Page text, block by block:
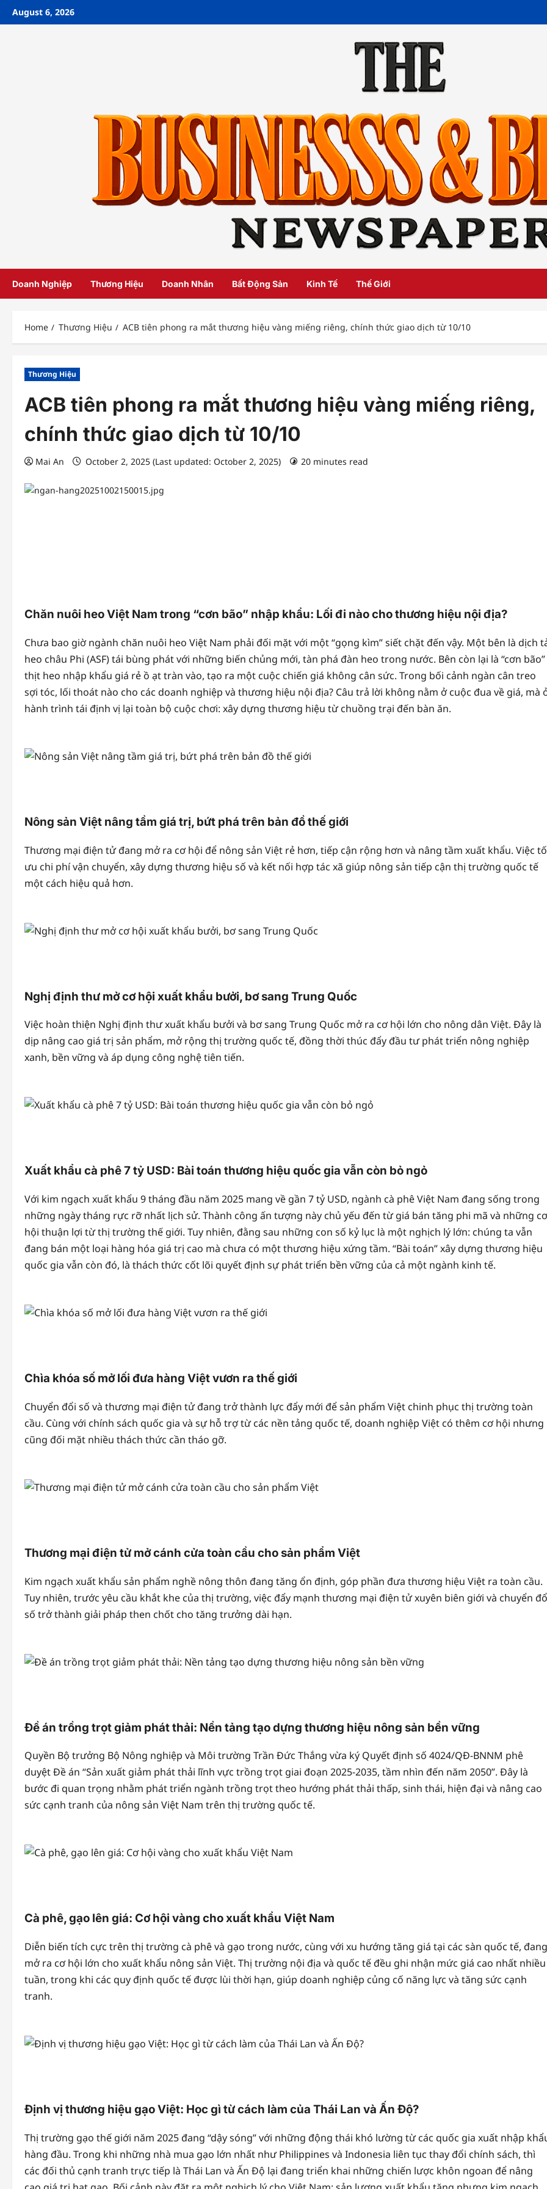
SkipAugust 6, 2026
Doanh Nghiệp Thương Hiệu Doanh Nhân Bất Động Sản Kinh Tế Thế Giới
Home Thương Hiệu ACB tiên phong ra mắt thương hiệu vàng miếng riêng, chính thức giao dịch từ 10/10
Thương Hiệu
ACB tiên phong ra mắt thương hiệu vàng miếng riêng,
chính thức giao dịch từ 10/10
Mai An October 2, 2025 (Last updated: October 2, 2025) 20 minutes read
Chăn nuôi heo Việt Nam trong “cơn bão” nhập khẩu: Lối đi nào cho thương hiệu nội địa?
Chưa bao giờ ngành chăn nuôi heo Việt Nam phải đối mặt với một “gọng kìm” siết chặt đến vậy. Một bên là dịch
heo châu Phi (ASF) tái bùng phát với những biến chủng mới, tàn phá đàn heo trong nước. Bên còn lại là “cơn bão”
thịt heo nhập khẩu giá rẻ ồ ạt tràn vào, tạo ra một cuộc chiến giá không cân sức. Trong bối cảnh ngàn cân treo
sợi tóc, lối thoát nào cho các doanh nghiệp và thương hiệu nội địa? Câu trả lời không nằm ở cuộc đua về giá, mà
hành trình tái định vị lại toàn bộ cuộc chơi: xây dựng thương hiệu từ chuồng trại đến bàn ăn.
Nông sản Việt nâng tầm giá trị, bứt phá trên bản đồ thế giới
Thương mại điện tử đang mở ra cơ hội để nông sản Việt rẻ hơn, tiếp cận rộng hơn và nâng tầm xuất khẩu. Việc
ưu chi phí vận chuyển, xây dựng thương hiệu số và kết nối hợp tác xã giúp nông sản tiếp cận thị trường quốc tế
một cách hiệu quả hơn.
Nghị định thư mở cơ hội xuất khẩu bưởi, bơ sang Trung Quốc
Việc hoàn thiện Nghị định thư xuất khẩu bưởi và bơ sang Trung Quốc mở ra cơ hội lớn cho nông dân Việt. Đây là
dịp nâng cao giá trị sản phẩm, mở rộng thị trường quốc tế, đồng thời thúc đẩy đầu tư phát triển nông nghiệp
xanh, bền vững và áp dụng công nghệ tiên tiến.
Xuất khẩu cà phê 7 tỷ USD: Bài toán thương hiệu quốc gia vẫn còn bỏ ngỏ
Với kim ngạch xuất khẩu 9 tháng đầu năm 2025 mang về gần 7 tỷ USD, ngành cà phê Việt Nam đang sống trong
những ngày tháng rực rỡ nhất lịch sử. Thành công ấn tượng này chủ yếu đến từ giá bán tăng phi mã và những cơ
hội thuận lợi từ thị trường thế giới. Tuy nhiên, đằng sau những con số kỷ lục là một nghịch lý lớn: chúng ta vẫn
đang bán một loại hàng hóa giá trị cao mà chưa có một thương hiệu xứng tầm. “Bài toán” xây dựng thương hiệu
quốc gia vẫn còn đó, là thách thức cốt lõi quyết định sự phát triển bền vững của cả một ngành kinh tế.
Chìa khóa số mở lối đưa hàng Việt vươn ra thế giới
Chuyển đổi số và thương mại điện tử đang trở thành lực đẩy mới để sản phẩm Việt chinh phục thị trường toàn
cầu. Cùng với chính sách quốc gia và sự hỗ trợ từ các nền tảng quốc tế, doanh nghiệp Việt có thêm cơ hội nhưng
cũng đối mặt nhiều thách thức cần tháo gỡ.
Thương mại điện tử mở cánh cửa toàn cầu cho sản phẩm Việt
Kim ngạch xuất khẩu sản phẩm nghề nông thôn đang tăng ổn định, góp phần đưa thương hiệu Việt ra toàn cầu.
Tuy nhiên, trước yêu cầu khắt khe của thị trường, việc đẩy mạnh thương mại điện tử xuyên biên giới và chuyển
số trở thành giải pháp then chốt cho tăng trưởng dài hạn.
Đề án trồng trọt giảm phát thải: Nền tảng tạo dựng thương hiệu nông sản bền vững
Quyền Bộ trưởng Bộ Nông nghiệp và Môi trường Trần Đức Thắng vừa ký Quyết định số 4024/QĐ-BNNM phê
duyệt Đề án “Sản xuất giảm phát thải lĩnh vực trồng trọt giai đoạn 2025-2035, tầm nhìn đến năm 2050”. Đây là
bước đi quan trọng nhằm phát triển ngành trồng trọt theo hướng phát thải thấp, sinh thái, hiện đại và nâng cao
sức cạnh tranh của nông sản Việt Nam trên thị trường quốc tế.
Cà phê, gạo lên giá: Cơ hội vàng cho xuất khẩu Việt Nam
Diễn biến tích cực trên thị trường cà phê và gạo trong nước, cùng với xu hướng tăng giá tại các sàn quốc tế, đang
mở ra cơ hội lớn cho xuất khẩu nông sản Việt. Thị trường nội địa và quốc tế đều ghi nhận mức giá cao nhất nhiều
tuần, trong khi các quy định quốc tế được lùi thời hạn, giúp doanh nghiệp củng cố năng lực và tăng sức cạnh
tranh.
Định vị thương hiệu gạo Việt: Học gì từ cách làm của Thái Lan và Ấn Độ?
Thị trường gạo thế giới năm 2025 đang “dậy sóng” với những động thái khó lường từ các quốc gia xuất nhập
hàng đầu. Trong khi những nhà mua gạo lớn nhất như Philippines và Indonesia liên tục thay đổi chính sách, thì
các đối thủ cạnh tranh trực tiếp là Thái Lan và Ấn Độ lại đang triển khai những chiến lược khôn ngoan để nâng